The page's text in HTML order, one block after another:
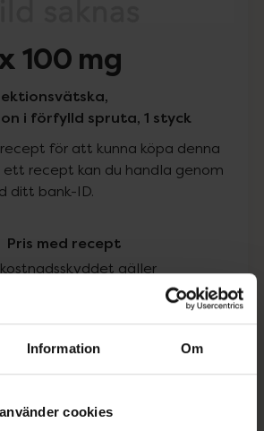
Information Om
cookies
100 mg
i förfylld spruta, 1 styck
för att kunna köpa denna
ett recept kan du handla genom
ditt bank-ID.
Pris med recept
gäller
kr
I apotek:3145,48 kr